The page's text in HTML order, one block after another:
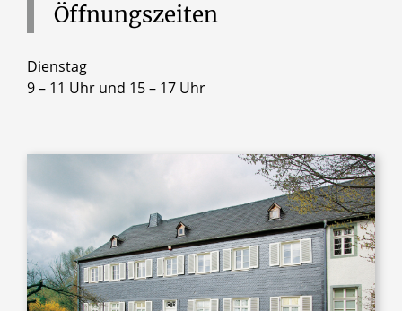
Öffnungszeiten
Dienstag
9 – 11 Uhr und 15 – 17 Uhr